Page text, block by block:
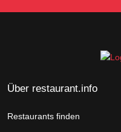
Über restaurant.info
Restaurants finden